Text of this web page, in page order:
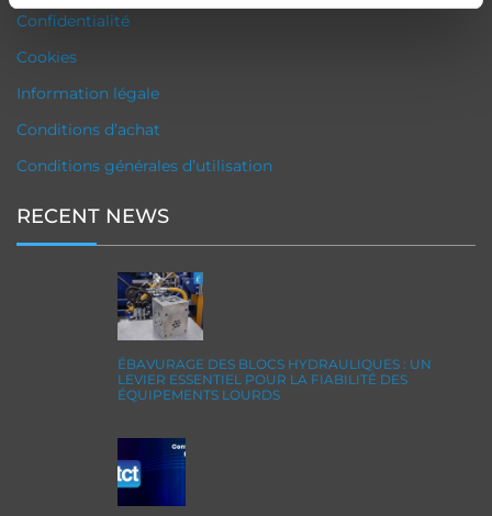
Confidentialité
Cookies
Information légale
Conditions d’achat
Conditions générales d’utilisation
RECENT NEWS
ÉBAVURAGE DES BLOCS HYDRAULIQUES : UN
LEVIER ESSENTIEL POUR LA FIABILITÉ DES
ÉQUIPEMENTS LOURDS